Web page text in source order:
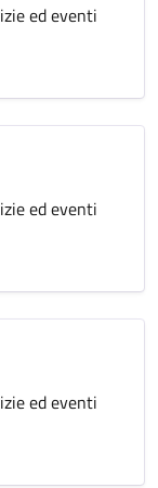
ed eventi
ed eventi
ed eventi